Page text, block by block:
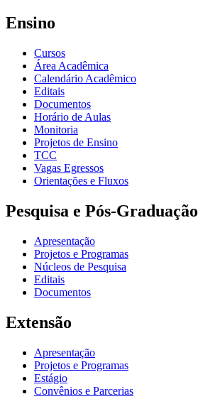
Ensino
Cursos
Área Acadêmica
Calendário Acadêmico
Editais
Documentos
Horário de Aulas
Monitoria
Projetos de Ensino
TCC
Vagas Egressos
Orientações e Fluxos
Pesquisa e Pós-Graduação
Apresentação
Projetos e Programas
Núcleos de Pesquisa
Editais
Documentos
Extensão
Apresentação
Projetos e Programas
Estágio
Convênios e Parcerias